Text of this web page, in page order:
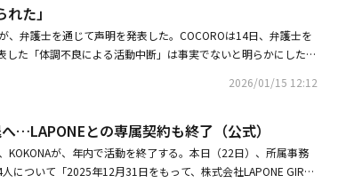
た」
、弁護士を通じて声明を発表した。COCOROは14日、弁護士を
した「体調不良による活動中断」は事実でないと明らかにした。
断の下、活動を中断することになった』と発表した。しかし、C
在の健康状態は良好である』と書かれていた」と主張した。C
たという報道については「素行不良や解雇された事実はなく、
年12月31日付で満了した。また、記事には『所属事務所は彼
2026/01/15 12:12
…LAPONEとの専属契約も終了（公式）
KOKONAが、年内で活動を終了する。本日（22日）、所属事務
について「2025年12月31日をもって、株式会社LAPONE GIRLS